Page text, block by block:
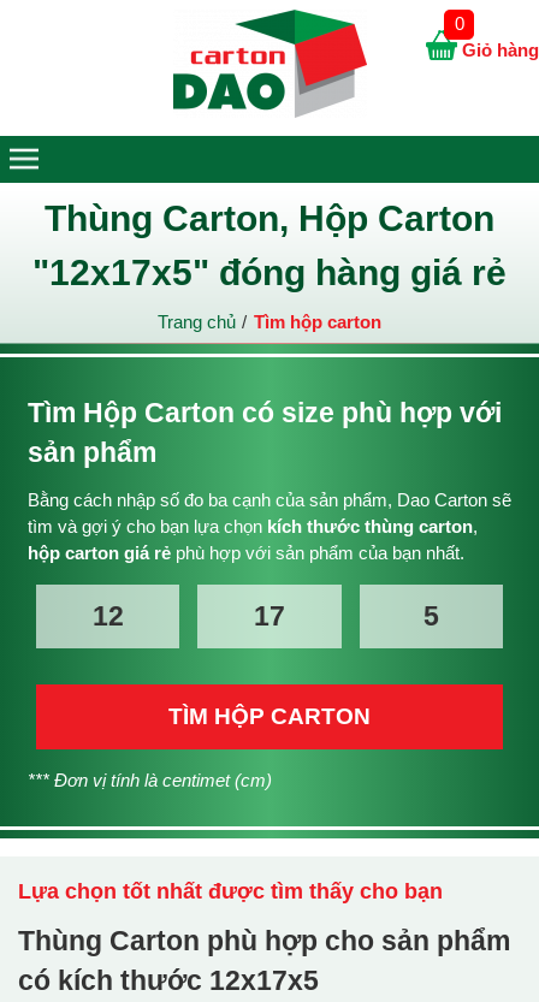
Thùng Carton, Hộp Carton
"12x17x5" đóng hàng giá rẻ
Trang chủ Tìm hộp carton
Tìm Hộp Carton có size phù hợp với
sản phẩm
Bằng cách nhập số đo ba cạnh của sản phẩm, Dao Carton sẽ
tìm và gợi ý cho bạn lựa chọn kích thước thùng carton,
hộp carton giá rẻphù hợp với sản phẩm của bạn nhất.
TÌM HỘP CARTON
*** Đơn vị tính là centimet (cm)
Lựa chọn tốt nhất được tìm thấy cho bạn
Thùng Carton phù hợp cho sản phẩm
có kích thước 12x17x5
Giỏ hàng
0